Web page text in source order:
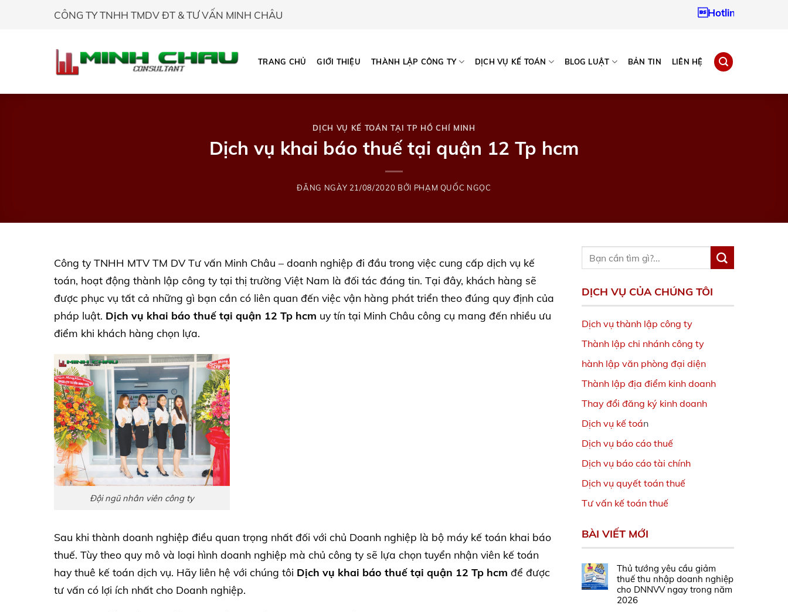
CÔNG TY TNHH TMDV ĐT & TƯ VẤN MINH CHÂU Hotline:0937967242
TRANG CHỦ GIỚI THIỆU THÀNH LẬP CÔNG TY DỊCH VỤ KẾ TOÁN BLOG LUẬT BẢN TIN LIÊN HỆ
DỊCH VỤ KẾ TOÁN TẠI TP HỒ CHÍ MINH
Dịch vụ khai báo thuế tại quận 12 Tp hcm
ĐĂNG NGÀY 21/08/2020 BỞI PHẠM QUỐC NGỌC
Công ty TNHH MTV TM DV Tư vấn Minh Châu – doanh nghiệp đi đầu trong việc cung cấp dịch vụ kế
toán, hoạt động thành lập công ty tại thị trường Việt Nam là đối tác đáng tin. Tại đây, khách hàng sẽ
được phục vụ tất cả những gì bạn cần có liên quan đến việc vận hàng phát triển theo đúng quy định của
pháp luật. Dịch vụ khai báo thuế tại quận 12 Tp hcm uy tín tại Minh Châu công cụ mang đến nhiều ưu
điểm khi khách hàng chọn lựa.
Đội ngũ nhân viên công ty
Sau khi thành doanh nghiệp điều quan trọng nhất đối với chủ Doanh nghiệp là bộ máy kế toán khai báo
thuế. Tùy theo quy mô và loại hình doanh nghiệp mà chủ công ty sẽ lựa chọn tuyển nhận viên kế toán
hay thuê kế toán dịch vụ. Hãy liên hệ với chúng tôi Dịch vụ khai báo thuế tại quận 12 Tp hcm để được
tư vấn có lợi ích nhất cho Doanh nghiệp.
DỊCH VỤ CỦA CHÚNG TÔI
Dịch vụ thành lập công ty
Thành lập chi nhánh công ty
hành lập văn phòng đại diện
Thành lập địa điểm kinh doanh
Thay đổi đăng ký kinh doanh
Dịch vụ kế toán
Dịch vụ báo cáo thuế
Dịch vụ báo cáo tài chính
Dịch vụ quyết toán thuế
Tư vấn kế toán thuế
BÀI VIẾT MỚI
Thủ tướng yêu cầu giảm
thuế thu nhập doanh nghiệp
cho DNNVV ngay trong năm
2026